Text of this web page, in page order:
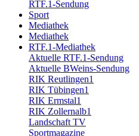
RTF.1-Sendung
Sport
Mediathek
Mediathek
RTF.1-Mediathek
Aktuelle RTF.1-Sendung
Aktuelle BWeins-Sendung
RIK Reutlingen1
RIK Tübingen1
RIK Ermstal1
RIK Zollernalb1
Landschaft TV
Sportmagazine